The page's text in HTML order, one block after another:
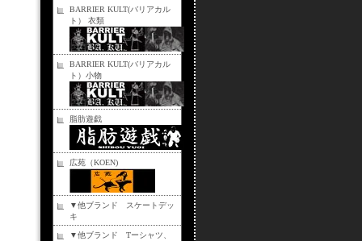
BARRIER KULT(バリアカル
ト） 衣類
BARRIER KULT(バリアカル
ト）小物
脂肪遊戯
広苑（KOEN)
▼他ブランド スケートデッ
キ
▼他ブランド Tーシャツ、